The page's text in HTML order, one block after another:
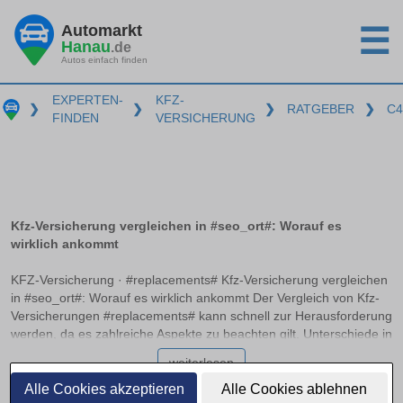
Alle Cookies akzeptieren Alle Cookies ablehnen
Automarkt
Hanau.de
Autos einfach finden ☰
❯
EXPERTEN-
FINDEN
❯
KFZ-
VERSICHERUNG
❯ RATGEBER ❯
Kfz-Versicherung vergleichen in #seo_ort#: Worauf es
wirklich ankommt
KFZ-Versicherung · #replacements# Kfz-Versicherung vergleichen
in #seo_ort#: Worauf es wirklich ankommt Der Vergleich von Kfz-
Versicherungen #replacements# kann schnell zur Herausforderung
werden, da es zahlreiche Aspekte zu beachten gilt. Unterschiede in
Haftpflicht, Teilkasko und Vollkasko, empfohlene
Deckungssummen sowie die Bedeutung von Typ- und
Regionalklassen spielen eine entscheidende Rolle. Dieser Artikel
weiterlesen